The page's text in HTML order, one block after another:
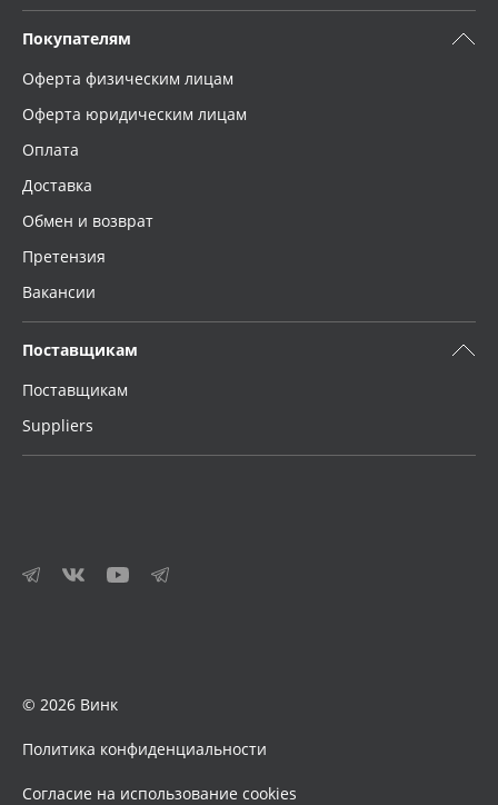
Покупателям
Оферта физическим лицам
Оферта юридическим лицам
Оплата
Доставка
Обмен и возврат
Претензия
Вакансии
Поставщикам
Поставщикам
Suppliers
© 2026 Винк
Политика конфиденциальности
Согласие на использование cookies